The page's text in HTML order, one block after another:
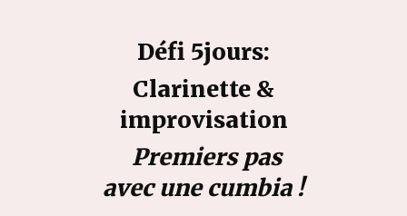
Défi 5jours:
Clarinette &
improvisation
Premiers pas
avec une cumbia !